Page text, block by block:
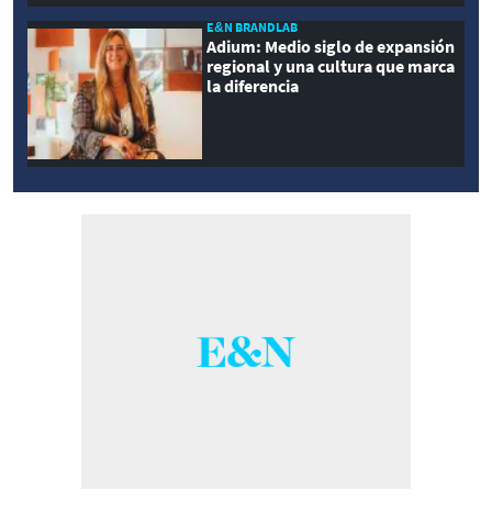
E&N BRANDLAB
Adium: Medio siglo de expansión
regional y una cultura que marca
la diferencia